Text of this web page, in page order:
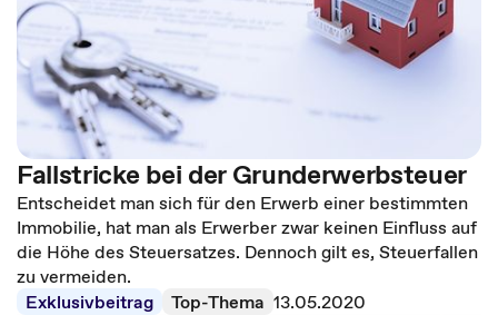
Fallstricke bei der Grunderwerbsteuer
Entscheidet man sich für den Erwerb einer bestimmten
Immobilie, hat man als Erwerber zwar keinen Einfluss auf
die Höhe des Steuersatzes. Dennoch gilt es, Steuerfallen
zu vermeiden.
Exklusivbeitrag
Top-Thema 13.05.2020